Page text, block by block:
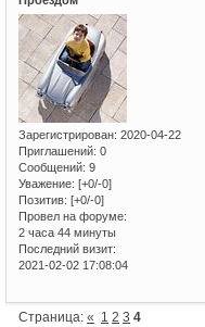
Зарегистрирован: 2020-04-22
Приглашений: 0
Сообщений: 9
Уважение: [+0/-0]
Позитив: [+0/-0]
Провел на форуме:
2 часа 44 минуты
Последний визит:
2021-02-02 17:08:04
Страница:« 1 2 3 4